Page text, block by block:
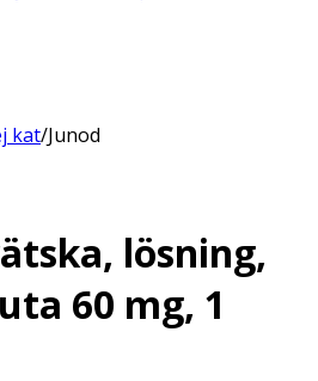
kat/Junod
lösning,
60 mg, 1